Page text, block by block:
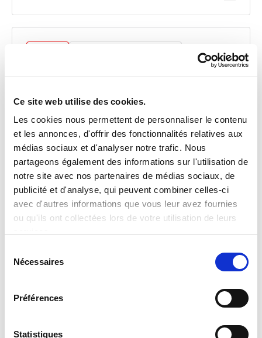
Ce site web utilise des cookies.
Les cookies nous permettent de personnaliser le contenu
et les annonces, d'offrir des fonctionnalités relatives aux
médias sociaux et d'analyser notre trafic. Nous
partageons également des informations sur l'utilisation de
notre site avec nos partenaires de médias sociaux, de
publicité et d'analyse, qui peuvent combiner celles-ci
avec d'autres informations que vous leur avez fournies
ou qu'ils ont collectées lors de votre utilisation de leurs
Nécessaires
Préférences
Statistiques
NACELLISTE (H/F)
De 16 à 19 euros par heure
Nous recherchons, pour l'un de nos clients, un
nacelliste (H/F) pour la période du 24/08 au 04/09 i...
Il y a 3 jours
MYSOFITEX, VOTRE AGENCE
D’EMPLOI 24H/24